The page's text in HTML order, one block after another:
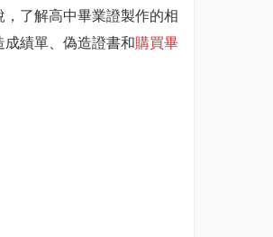
了解高中畢業證製作的相
績單、偽造證書和購買畢